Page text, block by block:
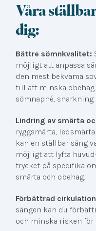
Våra
dig:
Bättre sömnkvalitet:
möjligt att anpassa
den mest bekväma
till att minska
sömnapné, snarkning
Lindring av smärta
ryggsmärta,
kan en ställbar säng
möjligt att lyfta
trycket på specifika
smärta och obehag.
Förbättrad
sängen kan du
och minska risken